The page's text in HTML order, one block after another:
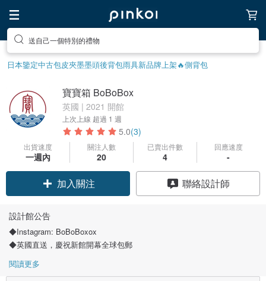
送自己一個特別的禮物
日本鑒定中古包皮夾墨墨頭後背包雨具新品牌上架🔥側背包
寶寶箱 BoBoBox
英國 | 2021 開館
上次上線 超過 1 週
5.0(3)
出貨速度
一週內
關注人數
20
已賣出件數
4
回應速度
-
加入關注 聯絡設計師
設計館公告
◆Instagram: BoBoBoxox
◆英國直送，慶祝新館開幕全球包郵
閱讀更多